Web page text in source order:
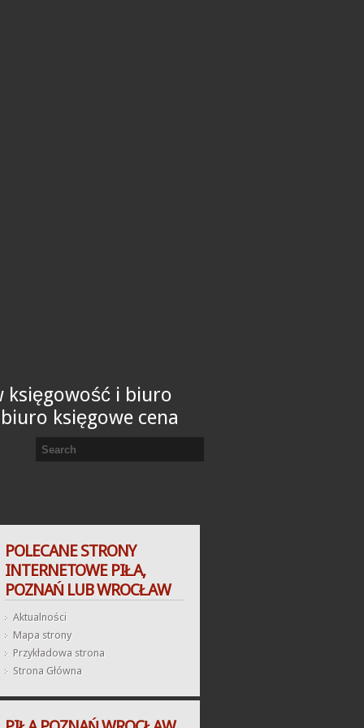
księgowość i biuro
księgowe cena
POLECANE STRONY
INTERNETOWE PIŁA,
POZNAŃ LUB WROCŁAW
Aktualności
Mapa strony
Przykładowa strona
Strona Główna